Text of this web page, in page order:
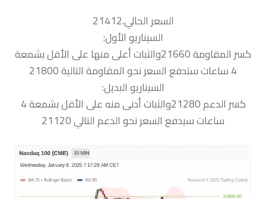
السعر الحالي.21412
السيناريو الأول:
كسر المقاومة 21660والثبات أعلى منها على الأقل بشمعة
4 ساعات ستدفع السعر نحو المقاومة التالية 21800
السيناريو البديل:
كسر الدعم 21280والثبات أدنى منه على الأقل بشمعة 4
ساعات سيدفع السعر نحو الدعم التالي 21120